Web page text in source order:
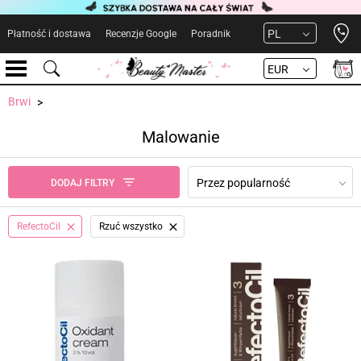
Płatność i dostawa Recenzje Google Poradnik PL
EUR
Brwi
Malowanie
DODAJ FILTRY Przez popularność
RefectoCil Rzuć wszystko